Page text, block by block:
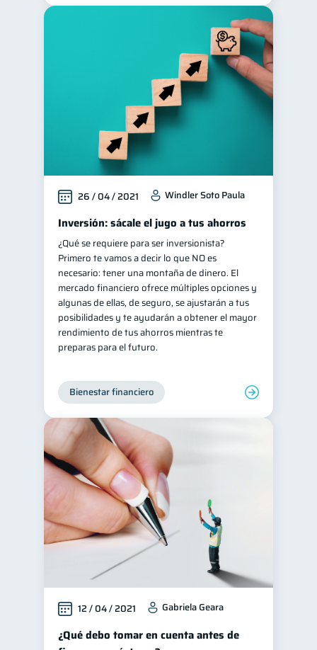
26 / 04 / 2021 Windler Soto Paula
Inversión: sácale el jugo a tus ahorros
¿Qué se requiere para ser inversionista?
Primero te vamos a decir lo que NO es
necesario: tener una montaña de dinero. El
mercado financiero ofrece múltiples opciones y
algunas de ellas, de seguro, se ajustarán a tus
posibilidades y te ayudarán a obtener el mayor
rendimiento de tus ahorros mientras te
preparas para el futuro.
Bienestar financiero
12 / 04 / 2021 Gabriela Geara
¿Qué debo tomar en cuenta antes de